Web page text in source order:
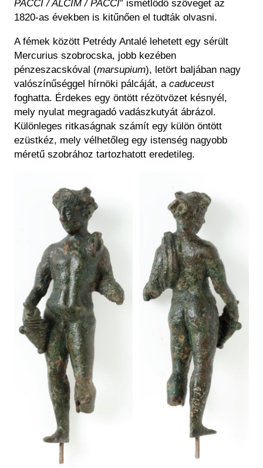
PACCI / ALCIM / PACCI” ismétlődő szöveget az
1820-as években is kitűnően el tudták olvasni.
A fémek között Petrédy Antalé lehetett egy sérült
Mercurius szobrocska, jobb kezében
pénzeszacskóval (marsupium), letört baljában nagy
valószínűséggel hírnöki pálcáját, a caduceust
foghatta. Érdekes egy öntött rézötvözet késnyél,
mely nyulat megragadó vadászkutyát ábrázol.
Különleges ritkaságnak számít egy külön öntött
ezüstkéz, mely vélhetőleg egy istenség nagyobb
méretű szobrához tartozhatott eredetileg.